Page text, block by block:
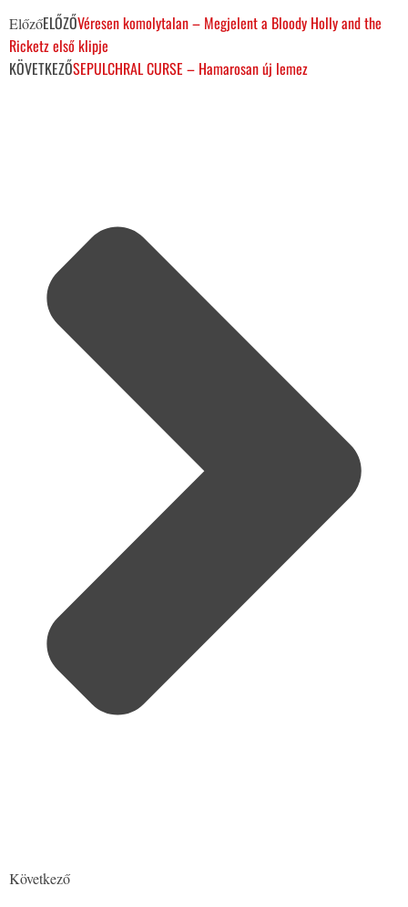
ElőzőELŐZŐVéresen komolytalan – Megjelent a Bloody Holly and the
Ricketz első klipje
KÖVETKEZŐSEPULCHRAL CURSE – Hamarosan új lemez
Következő